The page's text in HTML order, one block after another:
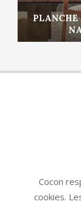
PLANCHE
Cocon
cookies.